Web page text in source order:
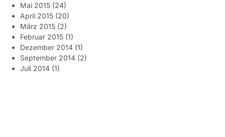
Mai 2015 (24)
April 2015 (20)
März 2015 (2)
Februar 2015 (1)
Dezember 2014 (1)
September 2014 (2)
Juli 2014 (1)